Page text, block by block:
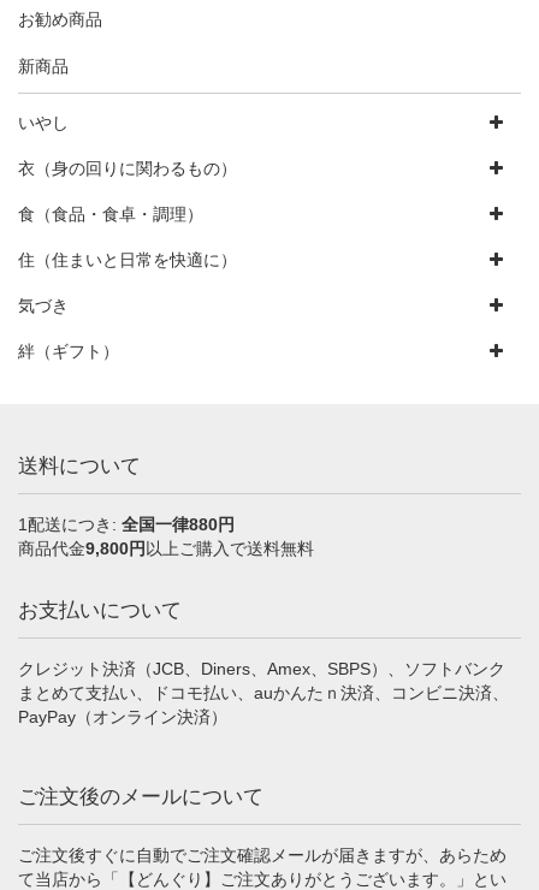
お勧め商品
新商品
いやし
衣（身の回りに関わるもの）
食（食品・食卓・調理）
住（住まいと日常を快適に）
気づき
絆（ギフト）
送料について
1配送につき: 全国一律880円
商品代金9,800円 以上ご購入で送料無料
お支払いについて
クレジット決済（JCB、Diners、Amex、SBPS）、ソフトバンク
まとめて支払い、ドコモ払い、auかんたｎ決済、コンビニ決済、
PayPay（オンライン決済）
ご注文後のメールについて
ご注文後すぐに自動でご注文確認メールが届きますが、あらため
て当店から「【どんぐり】ご注文ありがとうございます。」とい